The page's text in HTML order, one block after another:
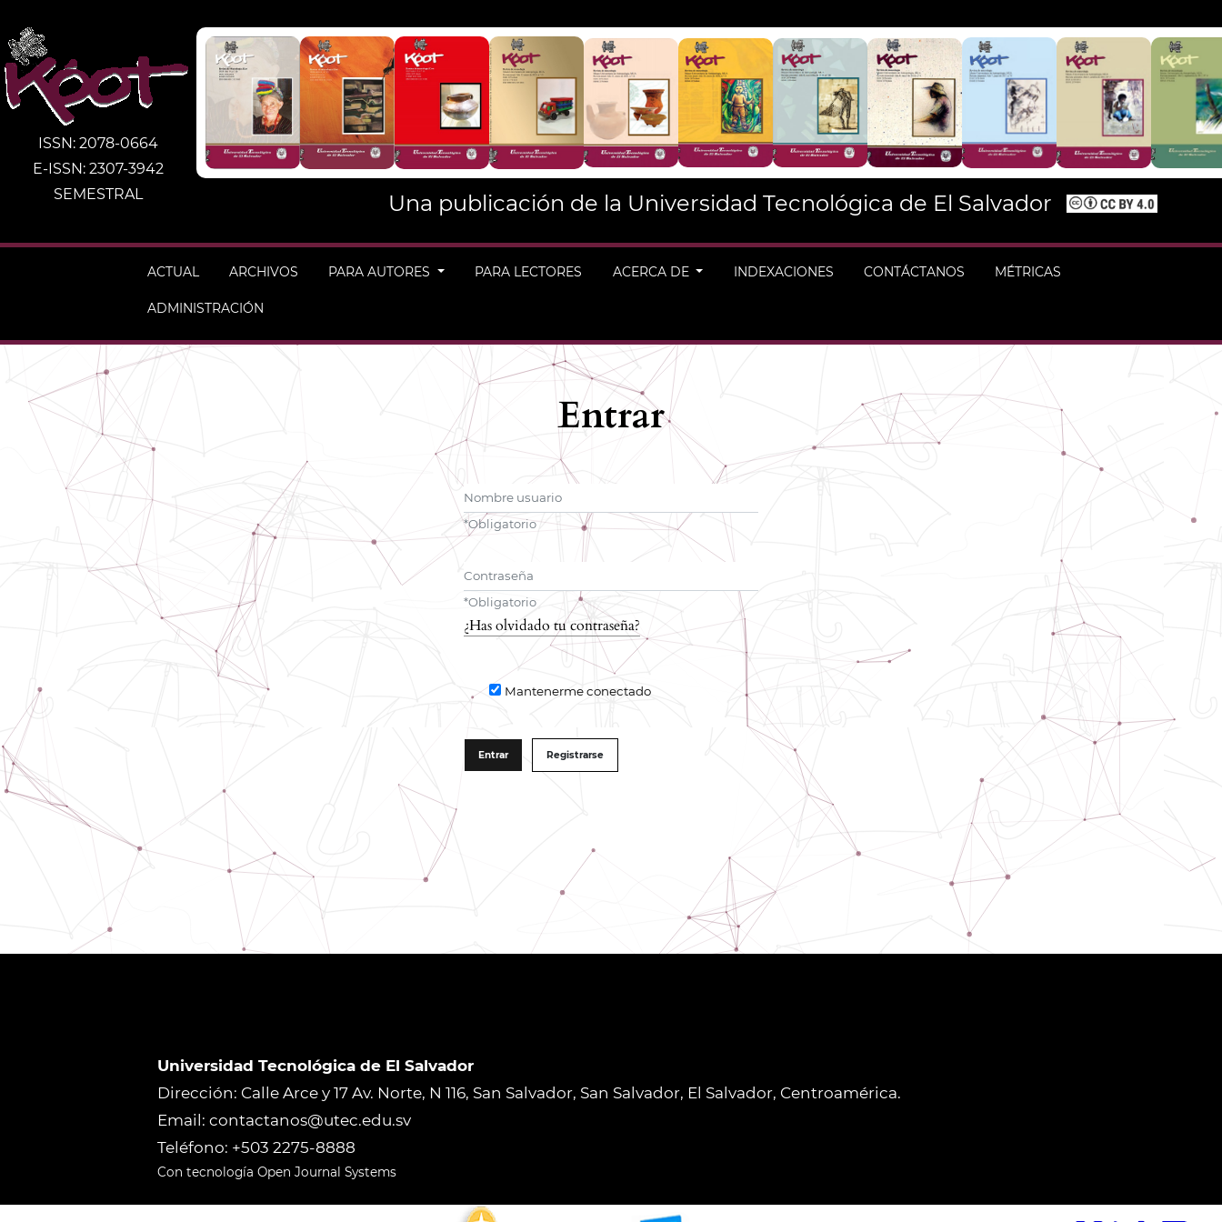
ISSN: 2078-0664
E-ISSN: 2307-3942
SEMESTRAL
Una publicación de la Universidad Tecnológica de El Salvador
ACTUAL ARCHIVOS PARA AUTORES PARA LECTORES ACERCA DE INDEXACIONES CONTÁCTANOS MÉTRICAS
ADMINISTRACIÓN
Entrar
Nombre usuario
*Obligatorio
Contraseña
*Obligatorio
¿Has olvidado tu contraseña?
Mantenerme conectado
Entrar Registrarse
Universidad Tecnológica de El Salvador
Dirección: Calle Arce y 17 Av. Norte, N 116, San Salvador, San Salvador, El Salvador, Centroamérica.
Email: contactanos@utec.edu.sv
Teléfono: +503 2275-8888
Con tecnología Open Journal Systems